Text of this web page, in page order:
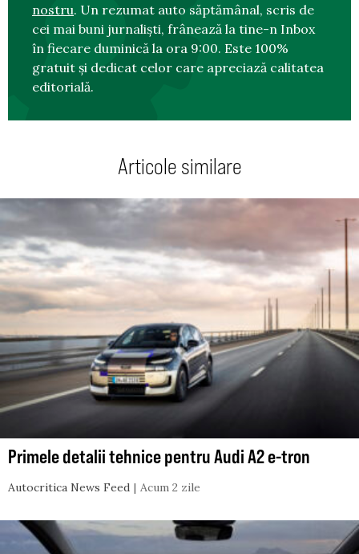
nostru. Un rezumat auto săptămânal, scris de
cei mai buni jurnaliști, frânează la tine-n Inbox
în fiecare duminică la ora 9:00. Este 100%
gratuit și dedicat celor care apreciază calitatea
editorială.
Articole similare
Primele detalii tehnice pentru Audi A2 e-tron
Autocritica News Feed Acum 2 zile